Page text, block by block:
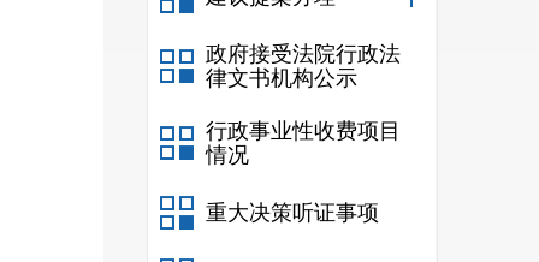
政府接受法院行政法
律文书机构公示
行政事业性收费项目
情况
重大决策听证事项